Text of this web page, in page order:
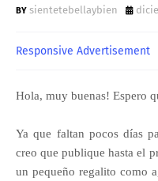
sientetebellaybien
Responsive Advertisement
Hola, muy buenas! Espero
Ya que faltan pocos días
creo que publique hasta el
un pequeño regalito como